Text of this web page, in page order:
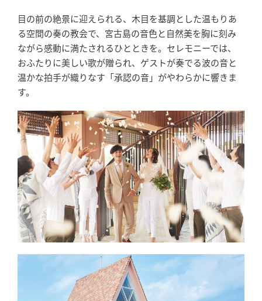
目の前の絶景に迎えられる、木目を基調とした温もりあ
る空間の奏の教会で、宮古島の音色と自然美を胸に刻み
ながら感動に満たされるひとときを。セレモニーでは、
おふたりに美しい歌が贈られ、ゲストが奏でる波の音と
温かな拍手が織りなす「承認の音」がやわらかに響きま
す。